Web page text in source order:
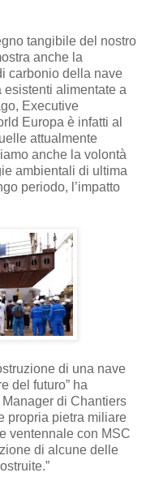
tangibile del nostro
anche la
carbonio della nave
esistenti alimentate a
Executive
Europa è infatti al
attualmente
anche la volontà
ambientali di ultima
periodo, l’impatto
di una nave
del futuro” ha
di Chantiers
propria pietra miliare
ventennale con MSC
di alcune delle